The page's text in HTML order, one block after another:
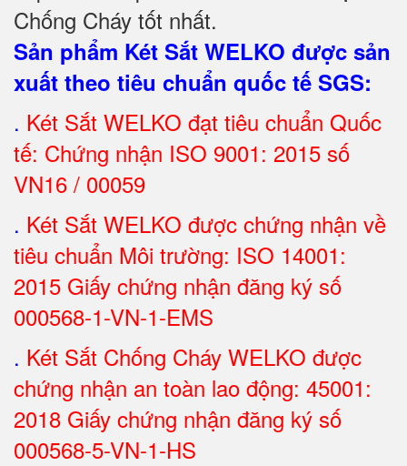
Chống Cháy tốt nhất.
Sản phẩm Két Sắt WELKO được sản
xuất theo tiêu chuẩn quốc tế SGS:
. Két Sắt WELKO đạt tiêu chuẩn Quốc
tế: Chứng nhận ISO 9001: 2015 số
VN16 / 00059
. Két Sắt WELKO được chứng nhận về
tiêu chuẩn Môi trường: ISO 14001:
2015 Giấy chứng nhận đăng ký số
000568-1-VN-1-EMS
. Két Sắt Chống Cháy WELKO được
chứng nhận an toàn lao động: 45001:
2018 Giấy chứng nhận đăng ký số
000568-5-VN-1-HS